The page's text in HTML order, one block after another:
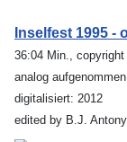
Inselfest 1995 -
36:04 Min.,
analog
digitalisiert: 2012
edited by B.J. Antony